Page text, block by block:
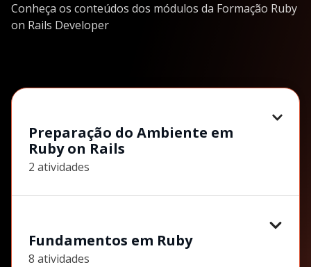
Conheça os conteúdos dos módulos da Formação Ruby
on Rails Developer
Preparação do Ambiente em
Ruby on Rails
2 atividades
Fundamentos em Ruby
8 atividades